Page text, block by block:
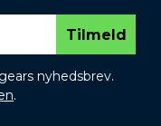
Tilmeld
nyhedsbrev.
.